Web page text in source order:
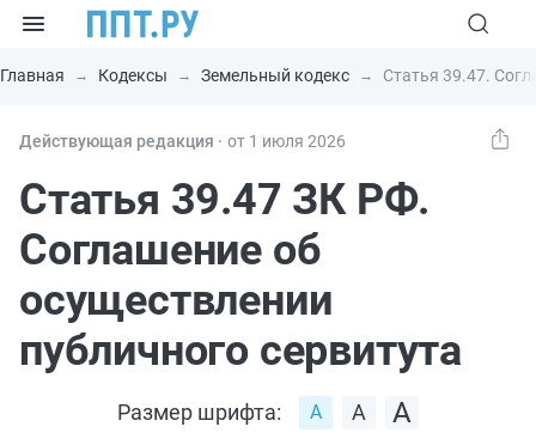
Главная Кодексы Земельный кодекс Статья 39.47.
Действующая редакция ⸱ от 1 июля 2026
Статья 39.47 ЗК РФ.
Соглашение об
осуществлении
публичного сервитута
Размер шрифта: